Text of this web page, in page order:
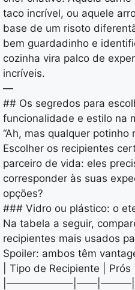
taco incrível, ou aquele
base de um risoto
bem guardadinho e
cozinha vira palco de
incríveis.
—
## Os segredos para
funcionalidade e estilo na
“Ah, mas qualquer potinho
Escolher os recipientes
parceiro de vida: eles
corresponder às suas
opções?
### Vidro ou plástico: o
Na tabela a seguir,
recipientes mais usados
Spoiler: ambos têm
| Tipo de Recipiente | Prós
|——————–|——|———|